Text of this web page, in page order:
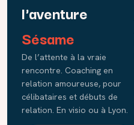
l'aventure
Sésame
De l’attente à la vraie
rencontre. Coaching en
relation amoureuse, pour
célibataires et débuts de
relation. En visio ou à Lyon.